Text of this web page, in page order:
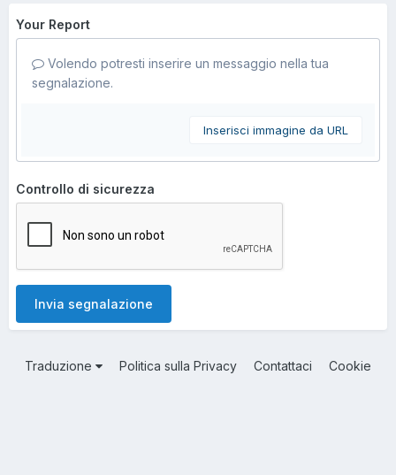
Your Report
Volendo potresti inserire un messaggio nella tua
segnalazione.
Inserisci immagine da URL
Controllo di sicurezza
Invia segnalazione
Traduzione Politica sulla Privacy Contattaci Cookie